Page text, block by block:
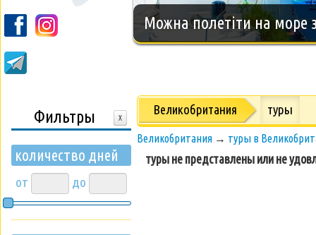
Новогодний тур на
Фильтры X
количество дней
от до
Великобритания туры
Великобритания → туры в
туры не представлены или не